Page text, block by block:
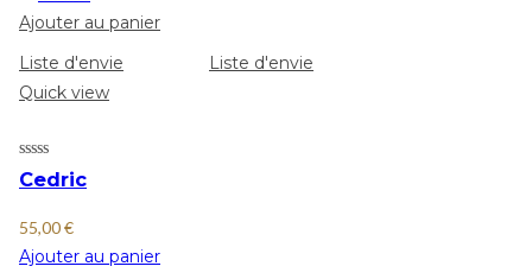
Ajouter au panier
Liste d'envie
Liste d'envie
Quick view
Cedric
55,00€
Ajouter au panier